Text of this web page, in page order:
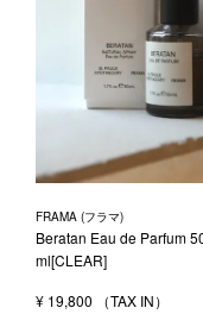
FRAMA (フラマ)
Beratan Eau de Parfum
ml[CLEAR]
¥ 19,800